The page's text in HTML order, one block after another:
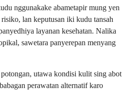
nggunakake abametapir mung yen
lan keputusan iki kudu tansah
layanan kesehatan. Nalika
sawetara panyerepan menyang
utawa kondisi kulit sing abot
perawatan alternatif karo